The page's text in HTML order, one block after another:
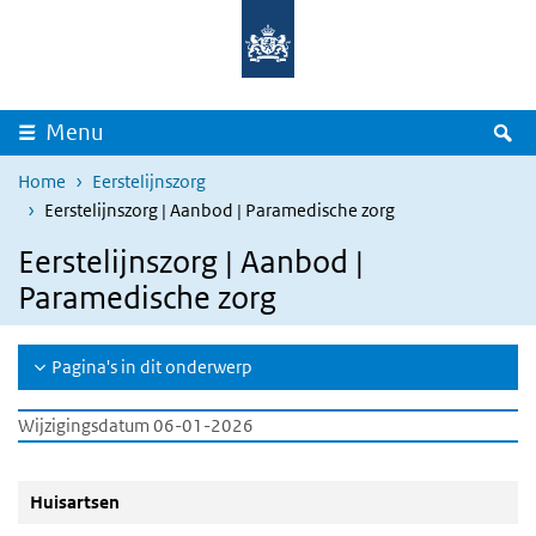
Overslaan en naar de inhoud gaan
Menu
Home
Eerstelijnszorg
Eerstelijnszorg | Aanbod | Paramedische zorg
Eerstelijnszorg | Aanbod |
Paramedische zorg
Pagina's in dit onderwerp
Wijzigingsdatum 06-01-2026
Huisartsen